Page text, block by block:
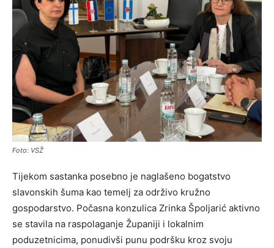
Foto: VSŽ
Tijekom sastanka posebno je naglašeno bogatstvo
slavonskih šuma kao temelj za održivo kružno
gospodarstvo. Počasna konzulica Zrinka Špoljarić aktivno
se stavila na raspolaganje Županiji i lokalnim
poduzetnicima, ponudivši punu podršku kroz svoju